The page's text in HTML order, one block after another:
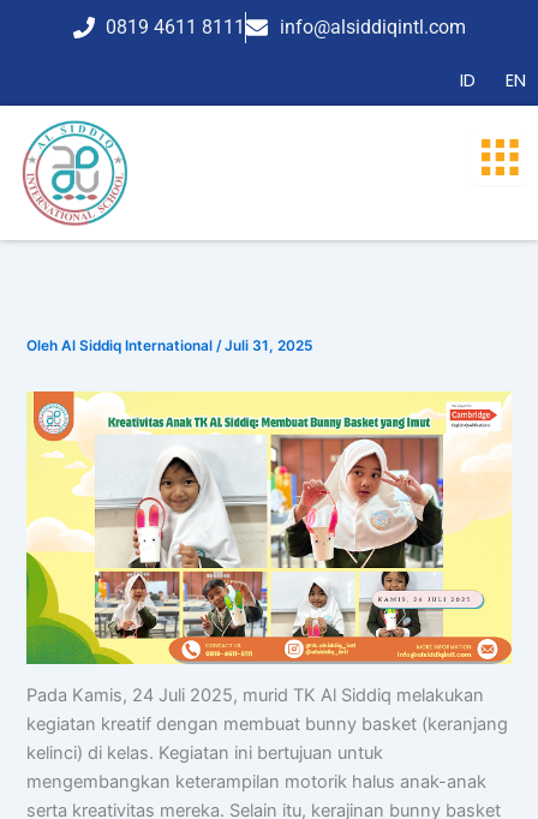
0819 4611 8111 info@alsiddiqintl.com
ID EN
OlehAl Siddiq International/Juli 31, 2025
Pada Kamis, 24 Juli 2025, murid TK Al Siddiq melakukan
kegiatan kreatif dengan membuat bunny basket (keranjang
kelinci) di kelas. Kegiatan ini bertujuan untuk
mengembangkan keterampilan motorik halus anak-anak
serta kreativitas mereka. Selain itu, kerajinan bunny basket